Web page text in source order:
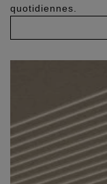
quotidiennes.